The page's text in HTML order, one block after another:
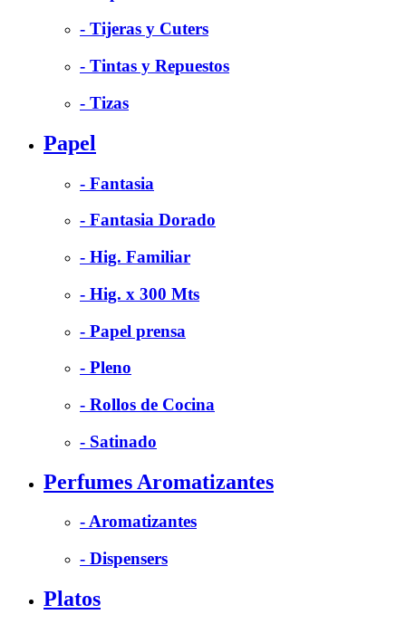
- Tijeras y Cuters
- Tintas y Repuestos
- Tizas
Papel
- Fantasia
- Fantasia Dorado
- Hig. Familiar
- Hig. x 300 Mts
- Papel prensa
- Pleno
- Rollos de Cocina
- Satinado
Perfumes Aromatizantes
- Aromatizantes
- Dispensers
Platos